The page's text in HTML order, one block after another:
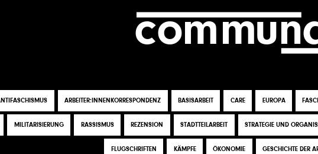
comm
ARBEITER:INNENKORRESPONDENZ BASISARBEIT CARE EUROPA
MILITARISIERUNG RASSISMUS REZENSION STADTTEILARBEIT STRATEGIE UND
FLUGSCHRIFTEN KÄMPFE ÖKONOMIE GESCHICHTE DER